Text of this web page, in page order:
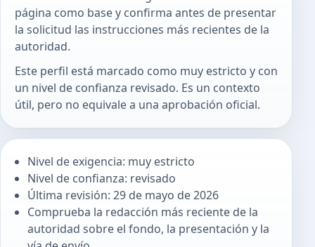
página como base y confirma antes de presentar
la solicitud las instrucciones más recientes de la
autoridad.
Este perfil está marcado como muy estricto y con
un nivel de confianza revisado. Es un contexto
útil, pero no equivale a una aprobación oficial.
Nivel de exigencia: muy estricto
Nivel de confianza: revisado
Última revisión: 29 de mayo de 2026
Comprueba la redacción más reciente de la
autoridad sobre el fondo, la presentación y la